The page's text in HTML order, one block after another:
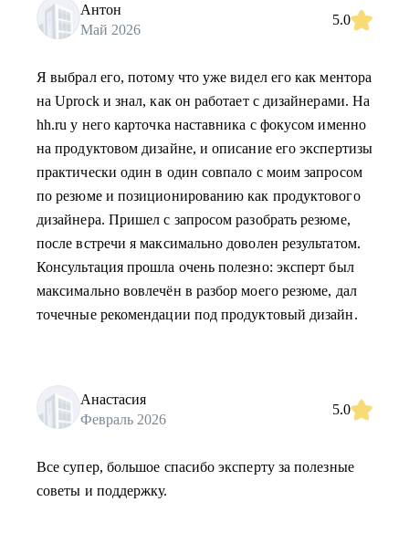
Антон
Май 2026
5.0
Я выбрал его, потому что уже видел его как ментора
на Uprock и знал, как он работает с дизайнерами. На
hh.ru у него карточка наставника с фокусом именно
на продуктовом дизайне, и описание его экспертизы
практически один в один совпало с моим запросом
по резюме и позиционированию как продуктового
дизайнера. Пришел с запросом разобрать резюме,
после встречи я максимально доволен результатом.
Консультация прошла очень полезно: эксперт был
максимально вовлечён в разбор моего резюме, дал
точечные рекомендации под продуктовый дизайн.
Анастасия
Февраль 2026
5.0
Все супер, большое спасибо эксперту за полезные
советы и поддержку.